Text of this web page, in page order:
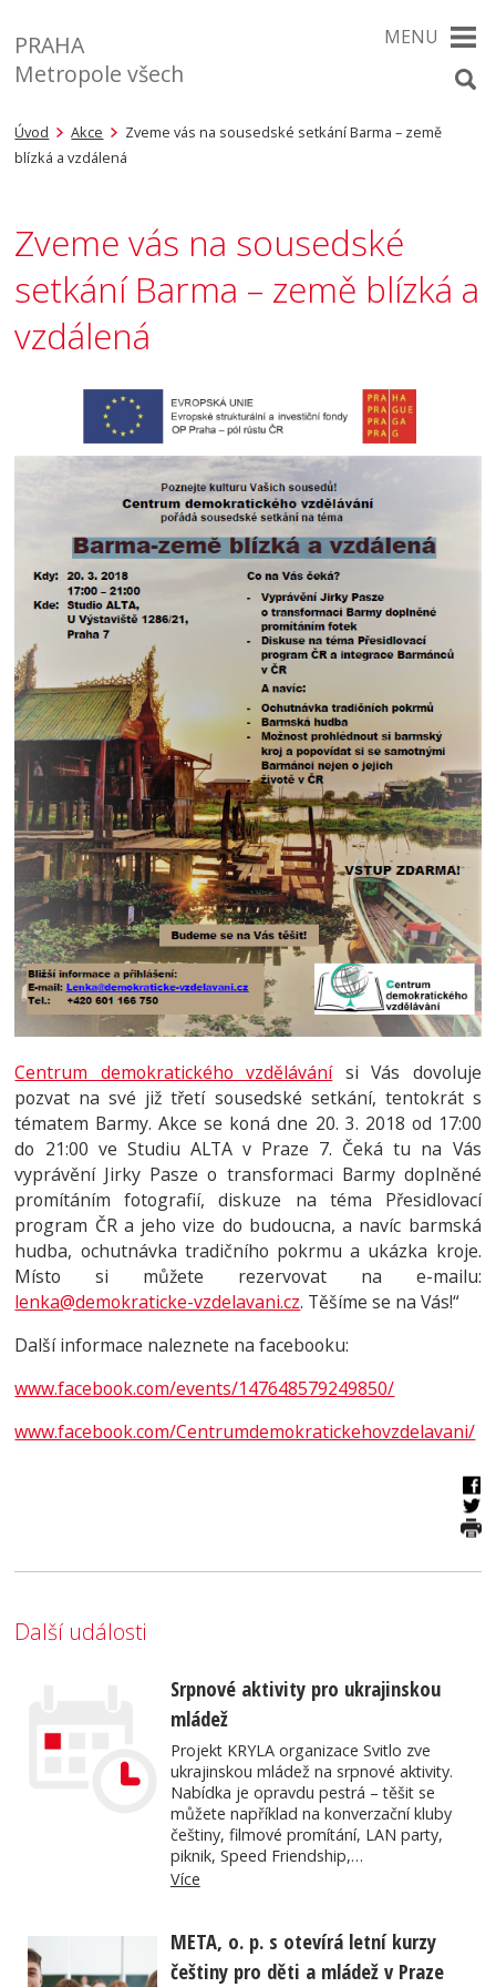
PRAHA
Metropole všech
MENU
Úvod Akce
Zveme vás na sousedské setkání Barma – země
blízká a vzdálená
Zveme vás na sousedské
setkání Barma – země blízká a
vzdálená
Centrum demokratického vzdělávánísi Vás dovoluje
pozvat na své již třetí sousedské setkání, tentokrát s
tématem Barmy. Akce se koná dne 20. 3. 2018 od 17:00
do 21:00 ve Studiu ALTA v Praze 7. Čeká tu na Vás
vyprávění Jirky Pasze o transformaci Barmy doplněné
promítáním fotografií, diskuze na téma Přesidlovací
program ČR a jeho vize do budoucna, a navíc barmská
hudba, ochutnávka tradičního pokrmu a ukázka kroje.
Místo si můžete rezervovat na e-mailu:
lenka@demokraticke-vzdelavani.cz. Těšíme se na Vás!“
Další informace naleznete na facebooku:
www.facebook.com/events/147648579249850/
www.facebook.com/Centrumdemokratickehovzdelavani/
Další události
Srpnové aktivity pro ukrajinskou
mládež
Projekt KRYLA organizace Svitlo zve
ukrajinskou mládež na srpnové aktivity.
Nabídka je opravdu pestrá – těšit se
můžete například na konverzační kluby
češtiny, filmové promítání, LAN party,
piknik, Speed Friendship,…
Více
META, o. p. s otevírá letní kurzy
češtiny pro děti a mládež v Praze